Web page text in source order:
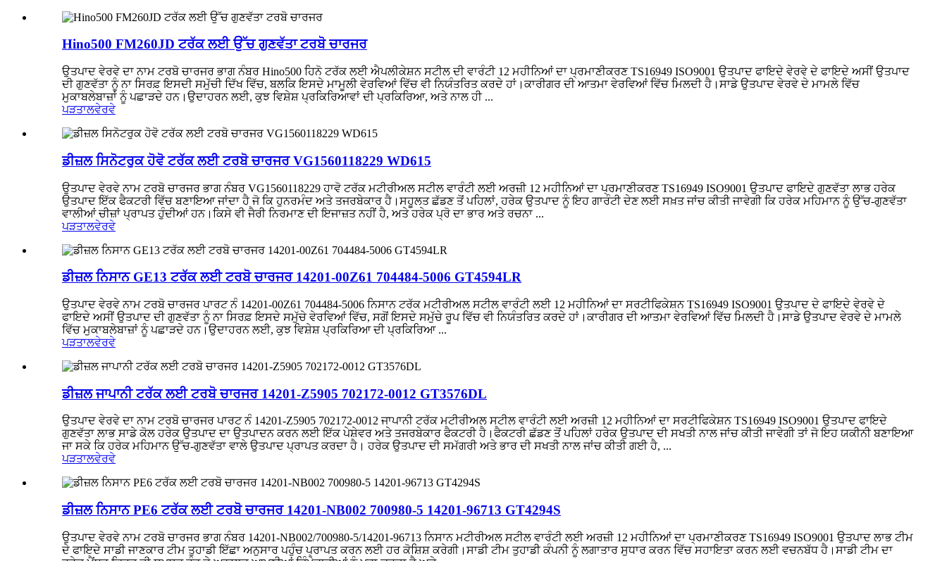
Hino500 FM260JD ਟਰੱਕ ਲਈ ਉੱਚ ਗੁਣਵੱਤਾ ਟਰਬੋ ਚਾਰਜਰ
ਉਤਪਾਦ ਵੇਰਵੇ ਦਾ ਨਾਮ ਟਰਬੋ ਚਾਰਜਰ ਭਾਗ ਨੰਬਰ Hino500 ਹਿਨੋ ਟਰੱਕ ਲਈ ਐਪਲੀਕੇਸ਼ਨ ਸਟੀਲ ਦੀ ਵਾਰੰਟੀ 12 ਮਹੀਨਿਆਂ ਦਾ ਪ੍ਰਮਾਣੀਕਰਣ TS16949 ISO9001 ਉਤਪਾਦ ਫਾਇਦੇ ਵੇਰਵੇ ਦੇ ਫਾਇਦੇ ਅਸੀਂ ਉਤਪਾਦ
ਦੀ ਗੁਣਵੱਤਾ ਨੂੰ ਨਾ ਸਿਰਫ਼ ਇਸਦੀ ਸਮੁੱਚੀ ਦਿੱਖ ਵਿੱਚ, ਬਲਕਿ ਇਸਦੇ ਮਾਮੂਲੀ ਵੇਰਵਿਆਂ ਵਿੱਚ ਵੀ ਨਿਯੰਤਰਿਤ ਕਰਦੇ ਹਾਂ।ਕਾਰੀਗਰ ਦੀ ਆਤਮਾ ਵੇਰਵਿਆਂ ਵਿੱਚ ਮਿਲਦੀ ਹੈ।ਸਾਡੇ ਉਤਪਾਦ ਵੇਰਵੇ ਦੇ ਮਾਮਲੇ ਵਿੱਚ
ਮੁਕਾਬਲੇਬਾਜ਼ਾਂ ਨੂੰ ਪਛਾੜਦੇ ਹਨ।ਉਦਾਹਰਨ ਲਈ, ਕੁਝ ਵਿਸ਼ੇਸ਼ ਪ੍ਰਕਿਰਿਆਵਾਂ ਦੀ ਪ੍ਰਕਿਰਿਆ, ਅਤੇ ਨਾਲ ਹੀ ...
ਪੜਤਾਲਵੇਰਵੇ
ਡੀਜ਼ਲ ਸਿਨੋਟਰੁਕ ਹੋਵੋ ਟਰੱਕ ਲਈ ਟਰਬੋ ਚਾਰਜਰ VG1560118229 WD615
ਉਤਪਾਦ ਵੇਰਵੇ ਨਾਮ ਟਰਬੋ ਚਾਰਜਰ ਭਾਗ ਨੰਬਰ VG1560118229 ਹਾਵੋ ਟਰੱਕ ਮਟੀਰੀਅਲ ਸਟੀਲ ਵਾਰੰਟੀ ਲਈ ਅਰਜ਼ੀ 12 ਮਹੀਨਿਆਂ ਦਾ ਪ੍ਰਮਾਣੀਕਰਣ TS16949 ISO9001 ਉਤਪਾਦ ਫਾਇਦੇ ਗੁਣਵੱਤਾ ਲਾਭ ਹਰੇਕ
ਉਤਪਾਦ ਇੱਕ ਫੈਕਟਰੀ ਵਿੱਚ ਬਣਾਇਆ ਜਾਂਦਾ ਹੈ ਜੋ ਕਿ ਹੁਨਰਮੰਦ ਅਤੇ ਤਜਰਬੇਕਾਰ ਹੈ।ਸਹੂਲਤ ਛੱਡਣ ਤੋਂ ਪਹਿਲਾਂ, ਹਰੇਕ ਉਤਪਾਦ ਨੂੰ ਇਹ ਗਾਰੰਟੀ ਦੇਣ ਲਈ ਸਖ਼ਤ ਜਾਂਚ ਕੀਤੀ ਜਾਵੇਗੀ ਕਿ ਹਰੇਕ ਮਹਿਮਾਨ ਨੂੰ ਉੱਚ-ਗੁਣਵੱਤਾ
ਵਾਲੀਆਂ ਚੀਜ਼ਾਂ ਪ੍ਰਾਪਤ ਹੁੰਦੀਆਂ ਹਨ।ਕਿਸੇ ਵੀ ਜੈਰੀ ਨਿਰਮਾਣ ਦੀ ਇਜਾਜ਼ਤ ਨਹੀਂ ਹੈ, ਅਤੇ ਹਰੇਕ ਪ੍ਰੋ ਦਾ ਭਾਰ ਅਤੇ ਰਚਨਾ ...
ਪੜਤਾਲਵੇਰਵੇ
ਡੀਜ਼ਲ ਨਿਸਾਨ GE13 ਟਰੱਕ ਲਈ ਟਰਬੋ ਚਾਰਜਰ 14201-00Z61 704484-5006 GT4594LR
ਉਤਪਾਦ ਵੇਰਵੇ ਨਾਮ ਟਰਬੋ ਚਾਰਜਰ ਪਾਰਟ ਨੰ 14201-00Z61 704484-5006 ਨਿਸਾਨ ਟਰੱਕ ਮਟੀਰੀਅਲ ਸਟੀਲ ਵਾਰੰਟੀ ਲਈ 12 ਮਹੀਨਿਆਂ ਦਾ ਸਰਟੀਫਿਕੇਸ਼ਨ TS16949 ISO9001 ਉਤਪਾਦ ਦੇ ਫਾਇਦੇ ਵੇਰਵੇ ਦੇ
ਫਾਇਦੇ ਅਸੀਂ ਉਤਪਾਦ ਦੀ ਗੁਣਵੱਤਾ ਨੂੰ ਨਾ ਸਿਰਫ਼ ਇਸਦੇ ਸਮੁੱਚੇ ਵੇਰਵਿਆਂ ਵਿੱਚ, ਸਗੋਂ ਇਸਦੇ ਸਮੁੱਚੇ ਰੂਪ ਵਿੱਚ ਵੀ ਨਿਯੰਤਰਿਤ ਕਰਦੇ ਹਾਂ।ਕਾਰੀਗਰ ਦੀ ਆਤਮਾ ਵੇਰਵਿਆਂ ਵਿੱਚ ਮਿਲਦੀ ਹੈ।ਸਾਡੇ ਉਤਪਾਦ ਵੇਰਵੇ ਦੇ ਮਾਮਲੇ
ਵਿੱਚ ਮੁਕਾਬਲੇਬਾਜ਼ਾਂ ਨੂੰ ਪਛਾੜਦੇ ਹਨ।ਉਦਾਹਰਨ ਲਈ, ਕੁਝ ਵਿਸ਼ੇਸ਼ ਪ੍ਰਕਿਰਿਆ ਦੀ ਪ੍ਰਕਿਰਿਆ ...
ਪੜਤਾਲਵੇਰਵੇ
ਡੀਜ਼ਲ ਜਾਪਾਨੀ ਟਰੱਕ ਲਈ ਟਰਬੋ ਚਾਰਜਰ 14201-Z5905 702172-0012 GT3576DL
ਉਤਪਾਦ ਵੇਰਵੇ ਦਾ ਨਾਮ ਟਰਬੋ ਚਾਰਜਰ ਪਾਰਟ ਨੰ 14201-Z5905 702172-0012 ਜਾਪਾਨੀ ਟਰੱਕ ਮਟੀਰੀਅਲ ਸਟੀਲ ਵਾਰੰਟੀ ਲਈ ਅਰਜ਼ੀ 12 ਮਹੀਨਿਆਂ ਦਾ ਸਰਟੀਫਿਕੇਸ਼ਨ TS16949 ISO9001 ਉਤਪਾਦ ਫਾਇਦੇ
ਗੁਣਵੱਤਾ ਲਾਭ ਸਾਡੇ ਕੋਲ ਹਰੇਕ ਉਤਪਾਦ ਦਾ ਉਤਪਾਦਨ ਕਰਨ ਲਈ ਇੱਕ ਪੇਸ਼ੇਵਰ ਅਤੇ ਤਜਰਬੇਕਾਰ ਫੈਕਟਰੀ ਹੈ।ਫੈਕਟਰੀ ਛੱਡਣ ਤੋਂ ਪਹਿਲਾਂ ਹਰੇਕ ਉਤਪਾਦ ਦੀ ਸਖਤੀ ਨਾਲ ਜਾਂਚ ਕੀਤੀ ਜਾਵੇਗੀ ਤਾਂ ਜੋ ਇਹ ਯਕੀਨੀ ਬਣਾਇਆ
ਜਾ ਸਕੇ ਕਿ ਹਰੇਕ ਮਹਿਮਾਨ ਉੱਚ-ਗੁਣਵੱਤਾ ਵਾਲੇ ਉਤਪਾਦ ਪ੍ਰਾਪਤ ਕਰਦਾ ਹੈ। ਹਰੇਕ ਉਤਪਾਦ ਦੀ ਸਮੱਗਰੀ ਅਤੇ ਭਾਰ ਦੀ ਸਖਤੀ ਨਾਲ ਜਾਂਚ ਕੀਤੀ ਗਈ ਹੈ, ...
ਪੜਤਾਲਵੇਰਵੇ
ਡੀਜ਼ਲ ਨਿਸਾਨ PE6 ਟਰੱਕ ਲਈ ਟਰਬੋ ਚਾਰਜਰ 14201-NB002 700980-5 14201-96713 GT4294S
ਉਤਪਾਦ ਵੇਰਵੇ ਨਾਮ ਟਰਬੋ ਚਾਰਜਰ ਭਾਗ ਨੰਬਰ 14201-NB002/700980-5/14201-96713 ਨਿਸਾਨ ਮਟੀਰੀਅਲ ਸਟੀਲ ਵਾਰੰਟੀ ਲਈ ਅਰਜ਼ੀ 12 ਮਹੀਨਿਆਂ ਦਾ ਪ੍ਰਮਾਣੀਕਰਣ TS16949 ISO9001 ਉਤਪਾਦ ਲਾਭ ਟੀਮ
ਦੇ ਫਾਇਦੇ ਸਾਡੀ ਜਾਣਕਾਰ ਟੀਮ ਤੁਹਾਡੀ ਇੱਛਾ ਅਨੁਸਾਰ ਪਹੁੰਚ ਪ੍ਰਾਪਤ ਕਰਨ ਲਈ ਹਰ ਕੋਸ਼ਿਸ਼ ਕਰੇਗੀ।ਸਾਡੀ ਟੀਮ ਤੁਹਾਡੀ ਕੰਪਨੀ ਨੂੰ ਲਗਾਤਾਰ ਸੁਧਾਰ ਕਰਨ ਵਿੱਚ ਸਹਾਇਤਾ ਕਰਨ ਲਈ ਵਚਨਬੱਧ ਹੈ।ਸਾਡੀ ਟੀਮ ਦਾ